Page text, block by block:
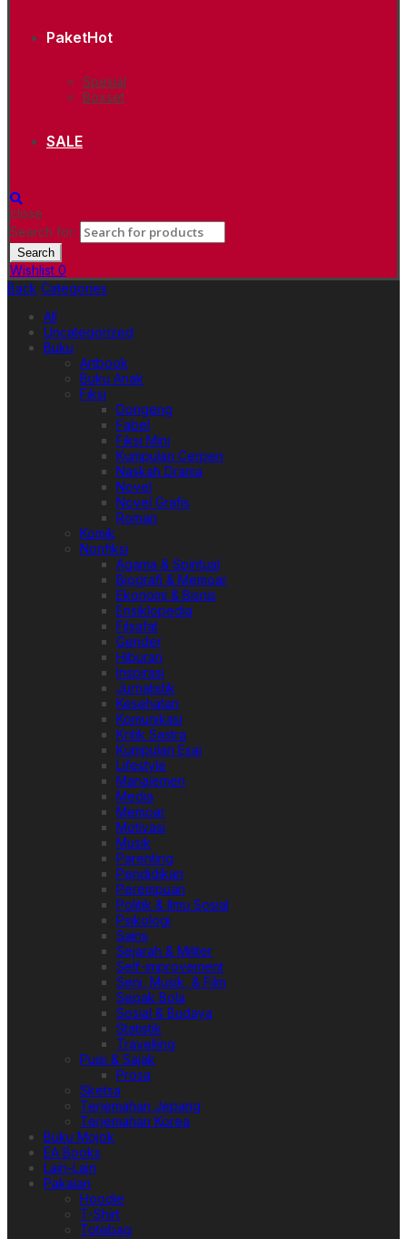
PaketHot
Spesial
Boxset
SALE
close
Search for:
Search
Wishlist 0
Back Categories
All
Uncategorized
Buku
Artbook
Buku Anak
Fiksi
Dongeng
Fabel
Fiksi Mini
Kumpulan Cerpen
Naskah Drama
Novel
Novel Grafis
Roman
Komik
Nonfiksi
Agama & Spiritual
Biografi & Memoar
Ekonomi & Bisnis
Ensiklopedia
Filsafat
Gender
Hiburan
Inspirasi
Jurnalistik
Kesehatan
Komunikasi
Kritik Sastra
Kumpulan Esai
Lifestyle
Manajemen
Media
Memoar
Motivasi
Musik
Parenting
Pendidikan
Perempuan
Politik & Ilmu Sosial
Psikologi
Sains
Sejarah & Militer
Self-improvement
Seni, Musik, & Film
Sepak Bola
Sosial & Budaya
Statistik
Travelling
Puisi & Sajak
Prosa
Sketsa
Terjemahan Jepang
Terjemahan Korea
Buku Mojok
EA Books
Lain-Lain
Pakaian
Hoodie
T-Shirt
Totebag